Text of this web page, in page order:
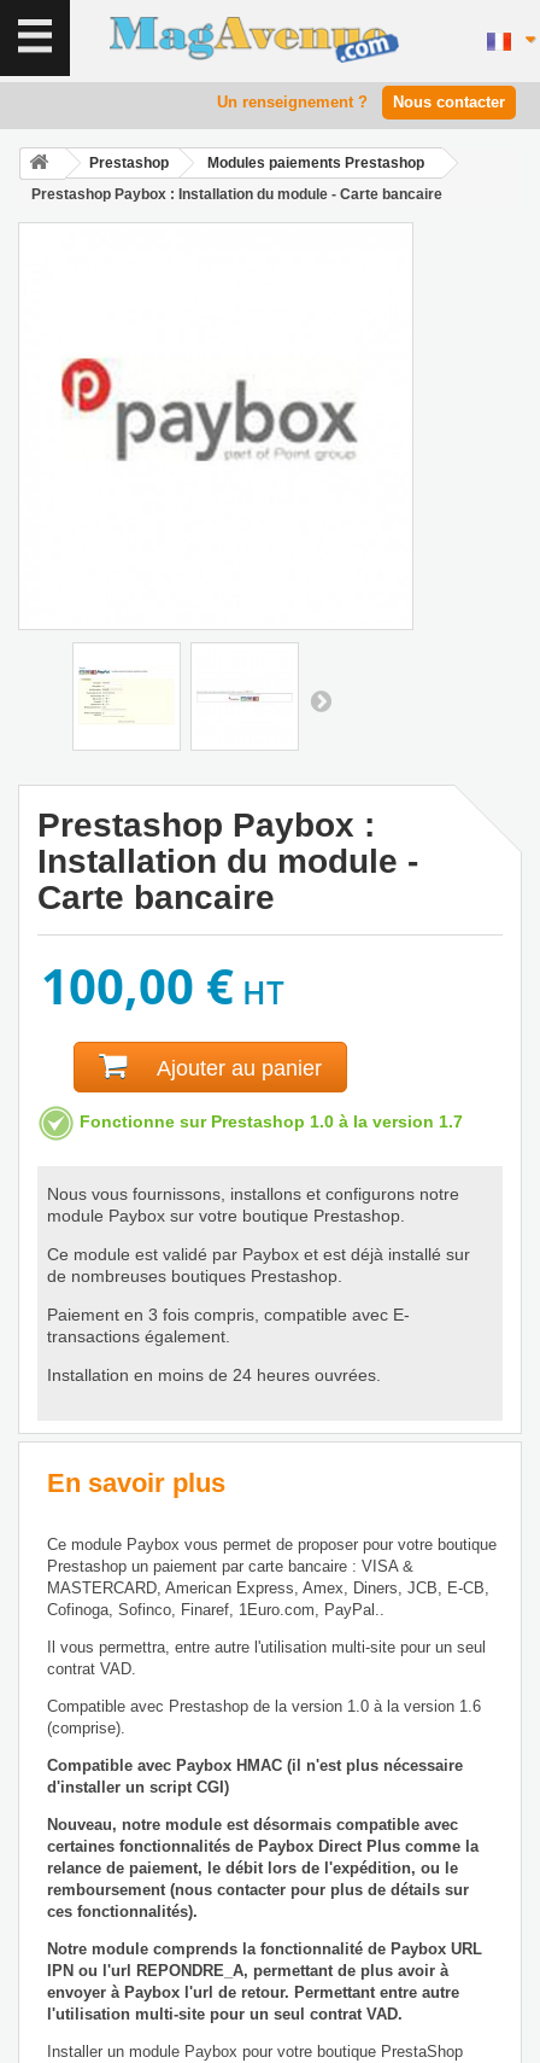
Un renseignement ? Nous contacter
Prestashop
Modules paiements Prestashop
Prestashop Paybox : Installation du module - Carte bancaire
Prestashop Paybox :
Installation du module -
Carte bancaire
100,00 € HT
Ajouter au panier
Fonctionne sur Prestashop 1.0 à la version 1.7
Nous vous fournissons, installons et configurons notre
module Paybox sur votre boutique Prestashop.
Ce module est validé par Paybox et est déjà installé sur
de nombreuses boutiques Prestashop.
Paiement en 3 fois compris, compatible avec E-
transactions également.
Installation en moins de 24 heures ouvrées.
En savoir plus
Ce module Paybox vous permet de proposer pour votre boutique
Prestashop un paiement par carte bancaire : VISA &
MASTERCARD, American Express, Amex, Diners, JCB, E-CB,
Cofinoga, Sofinco, Finaref, 1Euro.com, PayPal..
Il vous permettra, entre autre l'utilisation multi-site pour un seul
contrat VAD.
Compatible avec Prestashop de la version 1.0 à la version 1.6
(comprise).
Compatible avec Paybox HMAC (il n'est plus nécessaire
d'installer un script CGI)
Nouveau, notre module est désormais compatible avec
certaines fonctionnalités de Paybox Direct Plus comme la
relance de paiement, le débit lors de l'expédition, ou le
remboursement (nous contacter pour plus de détails sur
ces fonctionnalités).
Notre module comprends la fonctionnalité de Paybox URL
IPN ou l'url REPONDRE_A, permettant de plus avoir à
envoyer à Paybox l'url de retour. Permettant entre autre
l'utilisation multi-site pour un seul contrat VAD.
Installer un module Paybox pour votre boutique PrestaShop